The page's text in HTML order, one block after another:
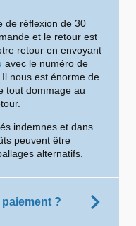
de réflexion de 30
et le retour est
retour en envoyant
avec le numéro de
nous est énorme de
tout dommage au
indemnes et dans
peuvent être
alternatifs.
?